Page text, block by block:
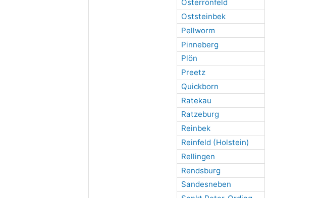
Osterrönfeld
Oststeinbek
Pellworm
Pinneberg
Plön
Preetz
Quickborn
Ratekau
Ratzeburg
Reinbek
Reinfeld (Holstein)
Rellingen
Rendsburg
Sandesneben